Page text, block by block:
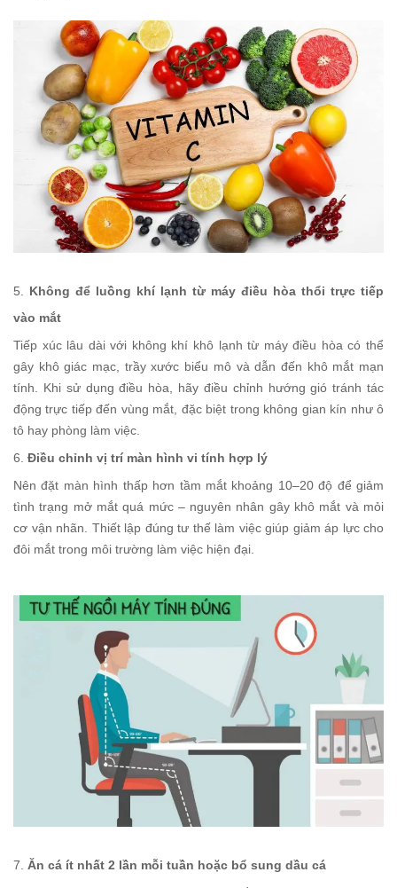
5. Không để luồng khí lạnh từ máy điều hòa thổi trực tiếp
vào mắt
Tiếp xúc lâu dài với không khí khô lạnh từ máy điều hòa có thể
gây khô giác mạc, trầy xước biểu mô và dẫn đến khô mắt mạn
tính. Khi sử dụng điều hòa, hãy điều chỉnh hướng gió tránh tác
động trực tiếp đến vùng mắt, đặc biệt trong không gian kín như ô
tô hay phòng làm việc.
6. Điều chỉnh vị trí màn hình vi tính hợp lý
Nên đặt màn hình thấp hơn tầm mắt khoảng 10–20 độ để giảm
tình trạng mở mắt quá mức – nguyên nhân gây khô mắt và mỏi
cơ vận nhãn. Thiết lập đúng tư thế làm việc giúp giảm áp lực cho
đôi mắt trong môi trường làm việc hiện đại.
7. Ăn cá ít nhất 2 lần mỗi tuần hoặc bổ sung dầu cá